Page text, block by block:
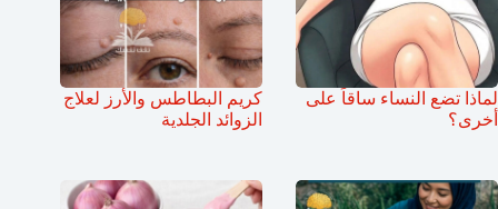
لماذا تضع النساء ساقاً على
أخرى؟
كريم البطاطس والأرز لعلاج
الزوائد الجلدية